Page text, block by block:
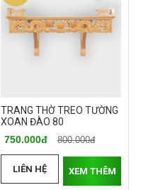
TRANG THỜ TREO TƯỜNG
XOAN ĐÀO 80
750.000đ
800.000đ
LIÊN HỆ XEM THÊM